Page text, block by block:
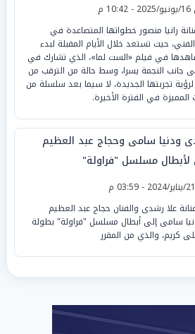
رانيا منصور خطواتها المتصاعدة في
حيث تستعد خلال الأيام المقبلة لبدء
في فيلم «الست لما»، الذي تشارك في
جانب النجمة يسرا، وسط حالة من الترقب من
تجربتها الجديدة، لا سيما بعد سلسلة من
المميزة في الفترة الأخيرة.
ودنيا سامى وحجاج عبد العظيم
مسلسل "فراولة"
علا رشدى والفنان حجاج عبد العظيم
دنيا سامى إلى أبطال مسلسل "فراولة" بطولة
كريم، والذي من المقرر